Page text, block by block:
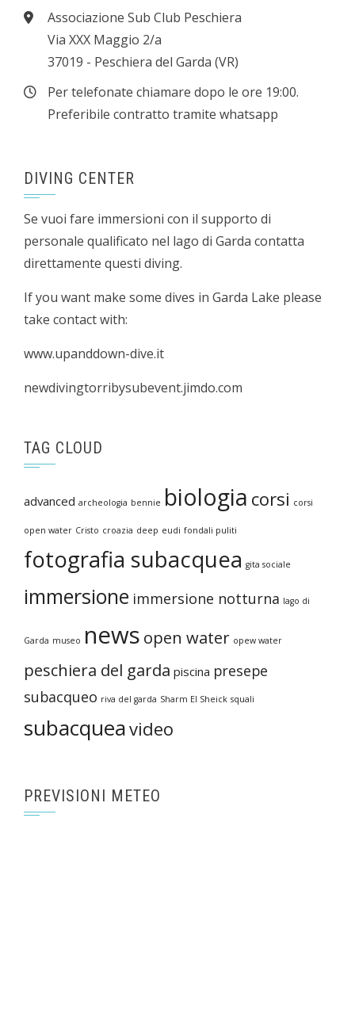
Associazione Sub Club Peschiera
Via XXX Maggio 2/a
37019 - Peschiera del Garda (VR)
Per telefonate chiamare dopo le ore 19:00.
Preferibile contratto tramite whatsapp
DIVING CENTER
Se vuoi fare immersioni con il supporto di
personale qualificato nel lago di Garda contatta
direttamente questi diving.
If you want make some dives in Garda Lake please
take contact with:
www.upanddown-dive.it
newdivingtorribysubevent.jimdo.com
TAG CLOUD
advanced archeologia bennie biologia corsi corsi
open water Cristo croazia deep eudi fondali puliti
fotografia subacquea gita sociale
immersione immersione notturna lago di
Garda museo news open water opew water
peschiera del garda piscina presepe
subacqueo riva del garda Sharm El Sheick squali
subacqueavideo
PREVISIONI METEO